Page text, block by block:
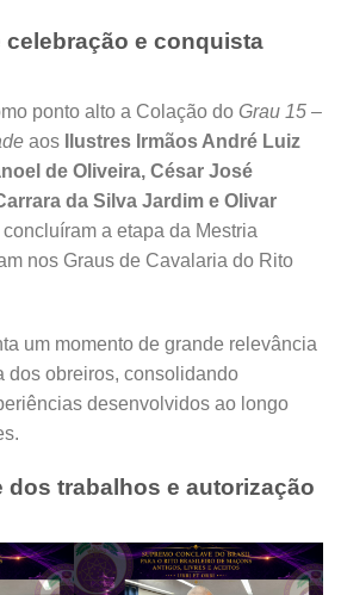
celebração e conquista
ponto alto a Colação do Grau 15 –
aos
Ilustres Irmãos André Luiz
de Oliveira, César José
da Silva Jardim e Olivar
concluíram a etapa da Mestria
nos Graus de Cavalaria do Rito
um momento de grande relevância
dos obreiros, consolidando
desenvolvidos ao longo
dos trabalhos e autorização